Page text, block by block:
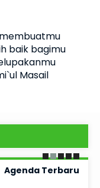
dengan
baik bagimu
Masail
Sholat
2026, Pondok
kembali
Agenda Terbaru